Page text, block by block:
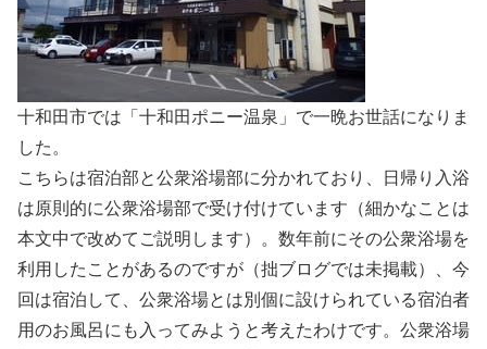
十和田市では「十和田ポニー温泉」で一晩お世話になりま
した。
こちらは宿泊部と公衆浴場部に分かれており、日帰り入浴
は原則的に公衆浴場部で受け付けています（細かなことは
本文中で改めてご説明します）。数年前にその公衆浴場を
利用したことがあるのですが（拙ブログでは未掲載）、今
回は宿泊して、公衆浴場とは別個に設けられている宿泊者
用のお風呂にも入ってみようと考えたわけです。公衆浴場